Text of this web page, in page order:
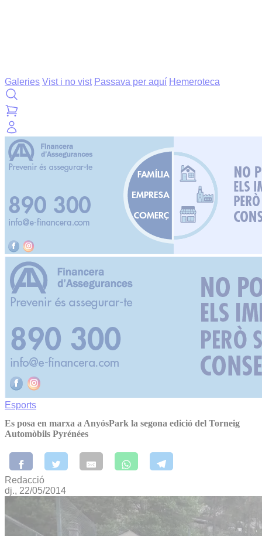
Galeries Vist i no vist Passava per aquí Hemeroteca
Esports
Es posa en marxa a AnyósPark la segona edició del Torneig
Automòbils Pyrénées
Redacció
dj., 22/05/2014